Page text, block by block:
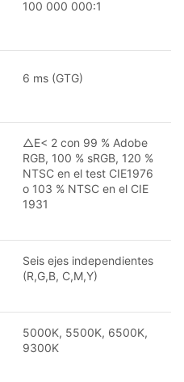
100 000 000:1
6 ms (GTG)
△E< 2 con 99 % Adobe
RGB, 100 % sRGB, 120 %
NTSC en el test CIE1976
o 103 % NTSC en el CIE
1931
Seis ejes independientes
(R,G,B, C,M,Y)
5000K, 5500K, 6500K,
9300K